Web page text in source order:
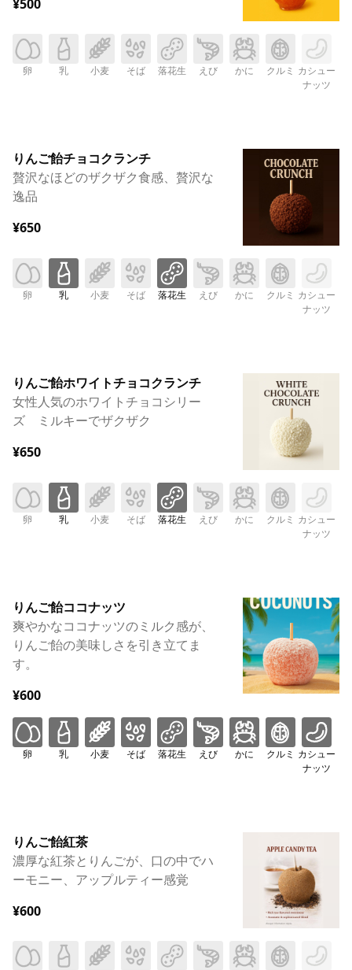
¥500
卵 乳 小麦 そば 落花生 えび かに クルミ カシュー
ナッツ
りんご飴チョコクランチ
贅沢なほどのザクザク食感、贅沢な
逸品
¥650
卵 乳 小麦 そば 落花生 えび かに クルミ カシュー
ナッツ
りんご飴ホワイトチョコクランチ
女性人気のホワイトチョコシリー
ズ ミルキーでザクザク
¥650
卵 乳 小麦 そば 落花生 えび かに クルミ カシュー
ナッツ
りんご飴ココナッツ
爽やかなココナッツのミルク感が、
りんご飴の美味しさを引き立てま
す。
¥600
卵 乳 小麦 そば 落花生 えび かに クルミ カシュー
ナッツ
りんご飴紅茶
濃厚な紅茶とりんごが、口の中でハ
ーモニー、アップルティー感覚
¥600